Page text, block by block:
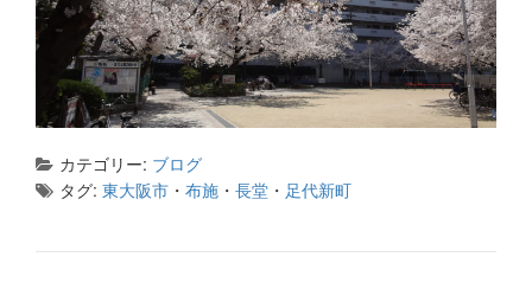
カテゴリー: ブログ
タグ: 東大阪市 ・ 布施 ・ 長堂 ・ 足代新町